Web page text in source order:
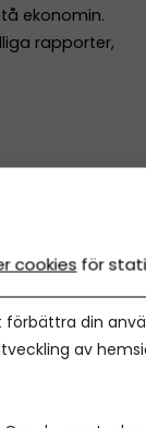
ekonomin.
rapporter,
som inte är
cookies för
din
av